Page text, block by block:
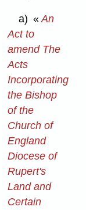
a) « An
Act to
amend The
Acts
Incorporating
the Bishop
of the
Church of
England
Diocese of
Rupert's
Land and
Certain